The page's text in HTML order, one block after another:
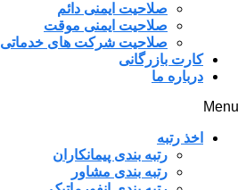
صلاحیت ایمنی دائم
صلاحیت ایمنی موقت
صلاحیت شرکت های خدماتی
کارت بازرگانی
درباره ما
Menu
اخذ رتبه
رتبه بندی پیمانکاران
رتبه بندی مشاور